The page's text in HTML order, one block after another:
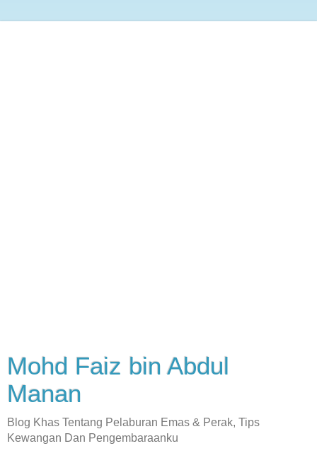
Mohd Faiz bin Abdul
Manan
Blog Khas Tentang Pelaburan Emas & Perak, Tips
Kewangan Dan Pengembaraanku